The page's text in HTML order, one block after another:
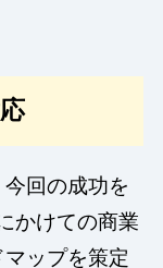
回の成功を
かけての商業
ップを策定